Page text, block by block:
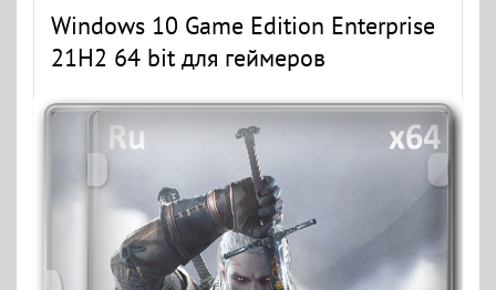
Windows 10 Game Edition Enterprise
21H2 64 bit для геймеров